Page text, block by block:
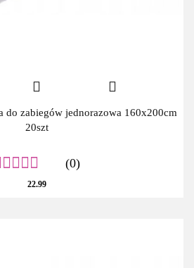
zabiegów jednorazowa 160x200cm
20szt
(0)
22.99